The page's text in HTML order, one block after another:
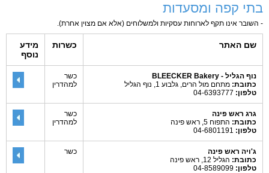
בתי קפה ומסעדות
- השובר אינו תקף לארוחות עסקיות ולמשלוחים (אלא אם מצוין אחרת).
שם האתר כשרות
מידע
נוסף
נוף הגליל - BLEECKER Bakery
כתובת: מתחם מול הרים, גלבוע 1, נוף הגליל
טלפון:
כשר
למהדרין
גרג ראש פינה
כתובת: התפוח 5, ראש פינה
טלפון:
כשר
למהדרין
ג'ויה ראש פינה
כתובת: הגליל 12, ראש פינה
טלפון:
כשר